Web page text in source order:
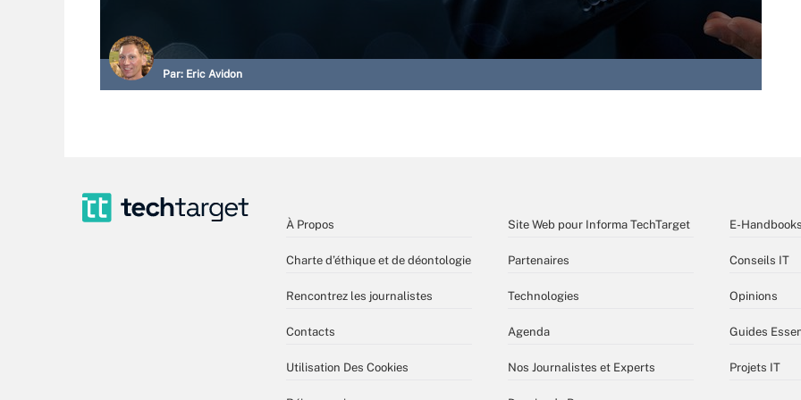
Par: Eric Avidon
À Propos
Charte d’éthique et de déontologie
Rencontrez les journalistes
Contacts
Utilisation Des Cookies
Site Web pour Informa TechTarget
Partenaires
Technologies
Agenda
Nos Journalistes et Experts
E-Handbooks
Conseils IT
Opinions
Guides
Projets IT